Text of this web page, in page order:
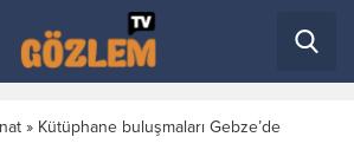
» Kütüphane buluşmaları Gebze’de